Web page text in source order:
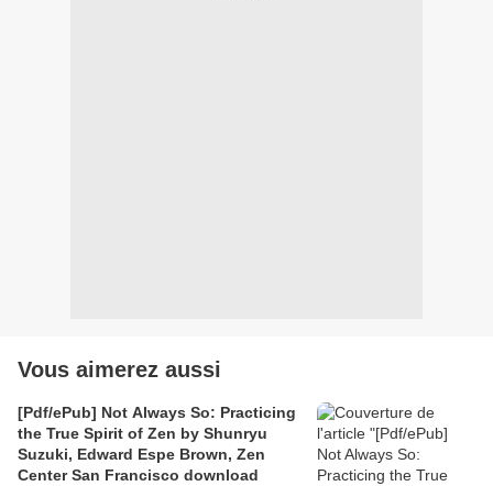
Vous aimerez aussi
[Pdf/ePub] Not Always So: Practicing
the True Spirit of Zen by Shunryu
Suzuki, Edward Espe Brown, Zen
Center San Francisco download